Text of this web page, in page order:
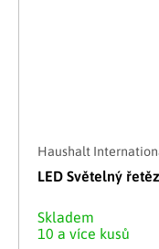
Haushalt
LED Světelný
Skladem
10 a více kusů